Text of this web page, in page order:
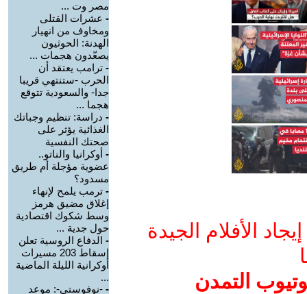
الأفلام الجيدة
التمدن
مصر وت ...
- عشرات القتلى
ومخاوف من انهيار
الهدنة: الحوثيون
يصعّدون هجمات ...
- ترامب يعتقد أن
الحرب -ستنتهي قريبا
جدا- والسعودية تتوقع
هجما ...
- دراسة: تنظيم وجباتك
الغذائية يؤثر على
صحتك النفسية
- أوكرانيا والناتو..
عضوية مؤجلة أم طريق
مسدود؟
- ترمب يلمح لإنهاء
إغلاق مضيق هرمز
وسط شكوك اقتصادية
حول جدية ...
- الدفاع الروسية تعلن
إسقاط 203 مسيرات
أوكرانية الليلة الماضية
...
- -نوفوستي-: موعد